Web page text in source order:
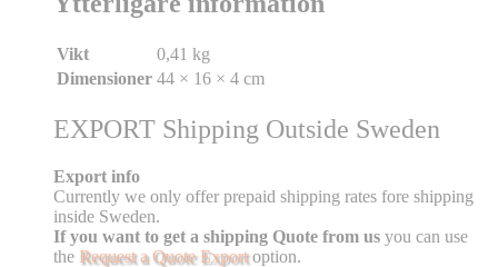
Vikt
0,41 kg
Dimensioner 44 × 16 × 4 cm
EXPORT Shipping Outside Sweden
Export info
Currently we only offer prepaid shipping rates fore shipping
inside Sweden.
If you want to get a shipping Quote from us you can use
the Request a Quote Exportoption.